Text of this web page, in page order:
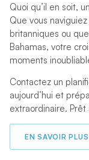
Quoi qu’il en soit,
Que vous
britanniques ou
Bahamas, votre
moments
Contactez un
aujourd’hui et
extraordinaire.
EN SAVOIR PLUS